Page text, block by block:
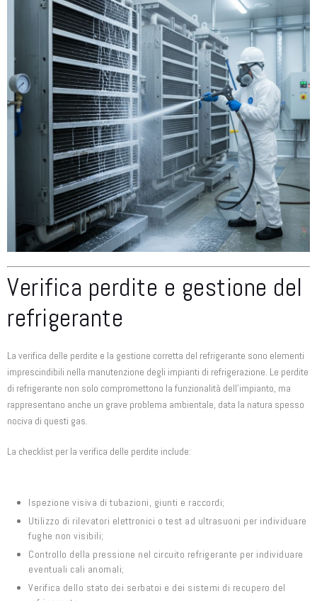
Verifica perdite e gestione del
refrigerante
La verifica delle perdite e la gestione corretta del refrigerante sono elementi
imprescindibili nella manutenzione degli impianti di refrigerazione. Le perdite
di refrigerante non solo compromettono la funzionalità dell’impianto, ma
rappresentano anche un grave problema ambientale, data la natura spesso
nociva di questi gas.
La checklist per la verifica delle perdite include:
Ispezione visiva di tubazioni, giunti e raccordi;
Utilizzo di rilevatori elettronici o test ad ultrasuoni per individuare
fughe non visibili;
Controllo della pressione nel circuito refrigerante per individuare
eventuali cali anomali;
Verifica dello stato dei serbatoi e dei sistemi di recupero del